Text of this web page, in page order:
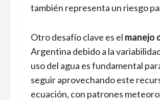
también representa un riesgo
Otro desafío clave es el manejo
Argentina debido a la
uso del agua es fundamental
seguir aprovechando este
ecuación, con patrones